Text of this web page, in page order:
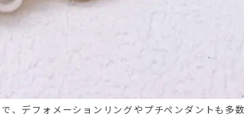
、デフォメーションリングやプチペンダントも多